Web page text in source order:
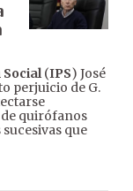
(IPS) José
perjuicio de G.
quirófanos
que